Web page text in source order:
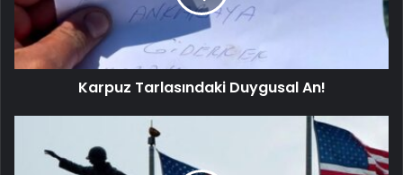
Karpuz Tarlasındaki Duygusal An!